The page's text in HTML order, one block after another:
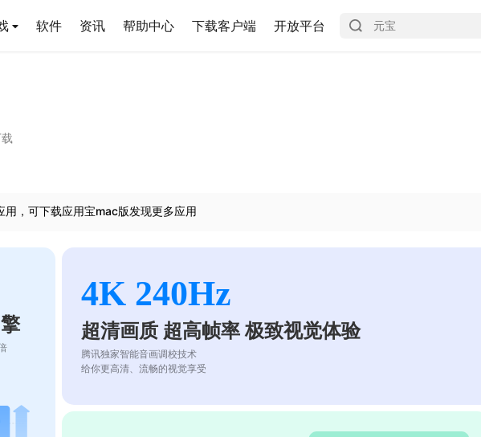
软件 资讯 帮助中心 下载客户端 开放平台
用，可下载应用宝mac版发现更多应用
4K 240Hz
超清画质 超高帧率 极致视觉体验
腾讯独家智能音画调校技术
给你更高清、流畅的视觉享受